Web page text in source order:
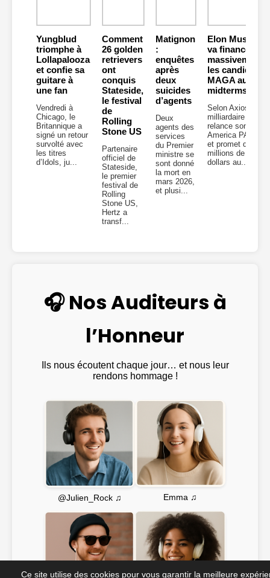
Yungblud
triomphe à
Lollapalooza
et confie sa
guitare à
une fan
Vendredi à
Chicago, le
Britannique a
signé un retour
survolté avec
les titres
d’Idols, ju...
Comment
26 golden
retrievers
ont
conquis
Stateside,
le festival
de
Rolling
Stone US
Partenaire
officiel de
Stateside,
le premier
festival de
Rolling
Stone US,
Hertz a
transf...
Matignon
:
enquêtes
après
deux
suicides
d’agents
Deux
agents des
services
du Premier
ministre se
sont donné
la mort en
mars 2026,
et plusi...
Elon Musk
va financer
massivement
les candidats
MAGA aux
midterms
Selon Axios, le
milliardaire
relance son
America PAC
et promet des
millions de
dollars au...
🎧 Nos Auditeurs à
l’Honneur
Ils nous écoutent chaque jour… et nous leur
rendons hommage !
@Julien_Rock ♫ Emma ♫
Ce site utilise des cookies pour vous garantir la meilleure